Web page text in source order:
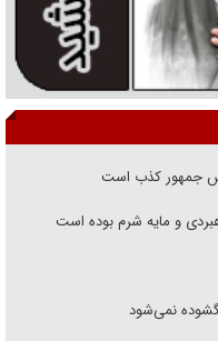
جمهور کذب است
و مایه شرم بوده است
نمی‌شود